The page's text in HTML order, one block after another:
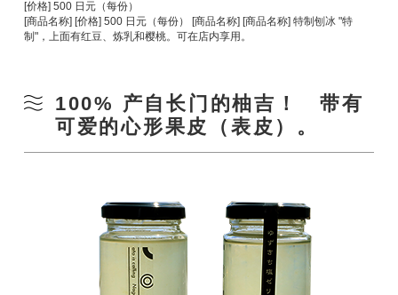
[价格] 500 日元（每份）
[商品名称] [价格] 500 日元（每份） [商品名称] [商品名称] 特制刨冰 "特
制"，上面有红豆、炼乳和樱桃。可在店内享用。
100% 产自长门的柚吉！ 带有
可爱的心形果皮（表皮）。